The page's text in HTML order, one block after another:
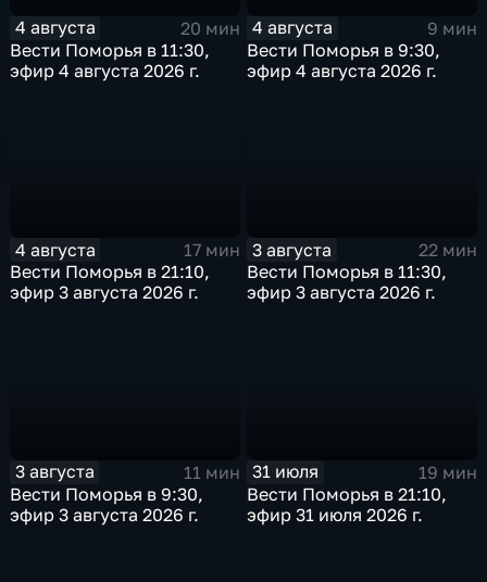
4 августа
20 мин
Вести Поморья в 11:30,
эфир 4 августа 2026 г.
4 августа
9 мин
Вести Поморья в 9:30,
эфир 4 августа 2026 г.
4 августа
17 мин
Вести Поморья в 21:10,
эфир 3 августа 2026 г.
3 августа
22 мин
Вести Поморья в 11:30,
эфир 3 августа 2026 г.
3 августа
11 мин
Вести Поморья в 9:30,
эфир 3 августа 2026 г.
31 июля
19 мин
Вести Поморья в 21:10,
эфир 31 июля 2026 г.